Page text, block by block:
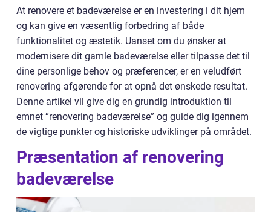
At renovere et badeværelse er en investering i dit hjem
og kan give en væsentlig forbedring af både
funktionalitet og æstetik. Uanset om du ønsker at
modernisere dit gamle badeværelse eller tilpasse det til
dine personlige behov og præferencer, er en veludført
renovering afgørende for at opnå det ønskede resultat.
Denne artikel vil give dig en grundig introduktion til
emnet “renovering badeværelse” og guide dig igennem
de vigtige punkter og historiske udviklinger på området.
Præsentation af renovering
badeværelse